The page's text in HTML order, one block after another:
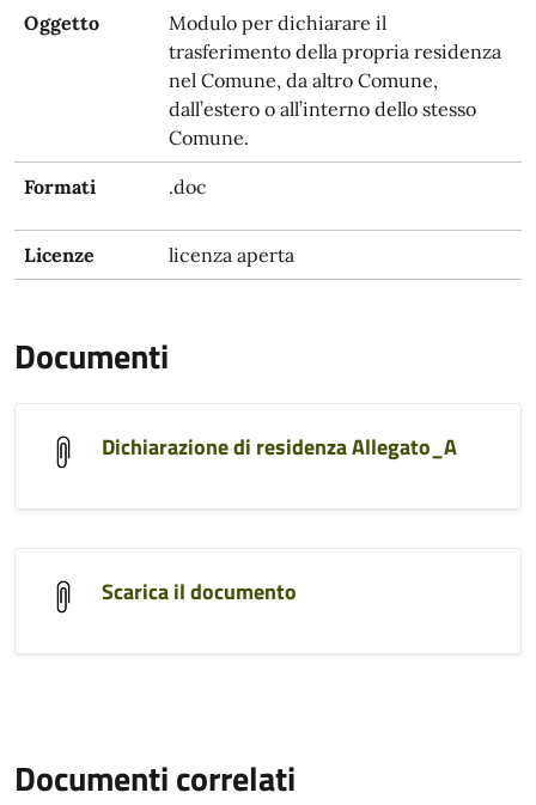
Oggetto
Modulo per dichiarare il
trasferimento della propria residenza
nel Comune, da altro Comune,
dall’estero o all’interno dello stesso
Comune.
Formati .doc
Licenze licenza aperta
Documenti
Dichiarazione di residenza Allegato_A
Scarica il documento
Documenti correlati